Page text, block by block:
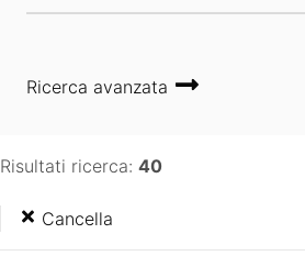
Ricerca avanzata
Risultati ricerca: 40
Cancella